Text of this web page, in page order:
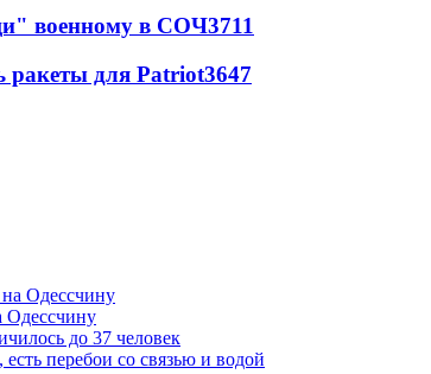
военному в СОЧ3711
ракеты для Patriot3647
Одессчину
до 37 человек
перебои со связью и водой